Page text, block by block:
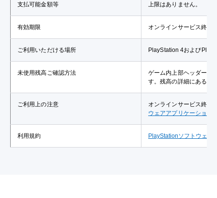
支払可能金額等 上限はありません。
有効期限 オンラインサービス終了
ご利用いただける場所 PlayStation 4および
未使用残高ご確認方法
ゲーム内上部ヘッダーの
す。残高の詳細にある、
ご利用上の注意
オンラインサービス終了
ウェアアプリケーション
利用規約 PlayStationソフトウェア